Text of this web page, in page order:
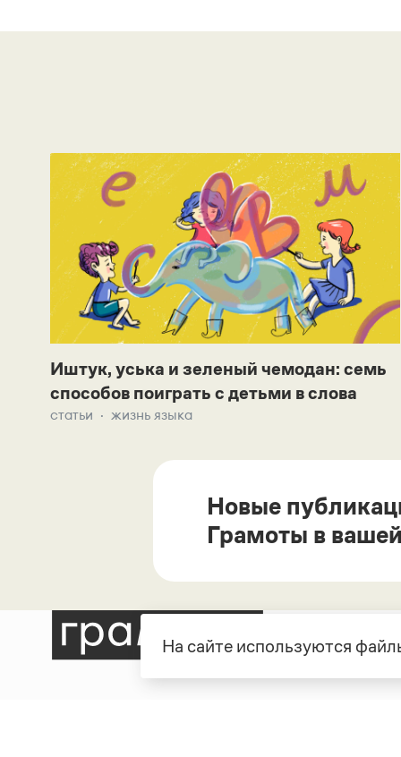
Иштук, уська и зеленый чемодан: семь
способов поиграть с детьми в слова
статьи жизнь языка
Новые
Грамоты в
На сайте используются